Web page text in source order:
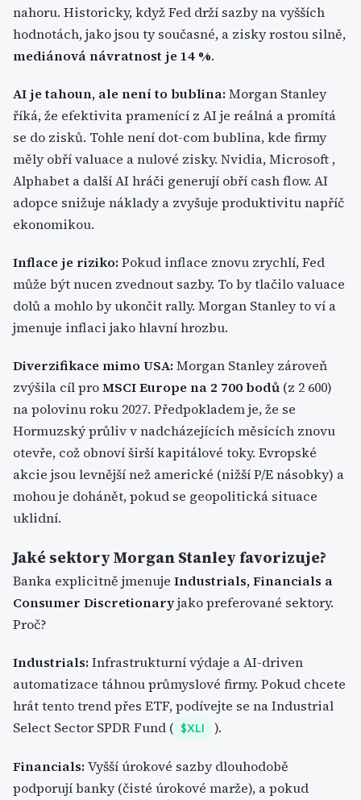
nahoru. Historicky, když Fed drží sazby na vyšších
hodnotách, jako jsou ty současné, a zisky rostou silně,
mediánová návratnost je 14 %.
AI je tahoun, ale není to bublina: Morgan Stanley
říká, že efektivita pramenící z AI je reálná a promítá
se do zisků. Tohle není dot-com bublina, kde firmy
měly obří valuace a nulové zisky. Nvidia, Microsoft ,
Alphabet a další AI hráči generují obří cash flow. AI
adopce snižuje náklady a zvyšuje produktivitu napříč
ekonomikou.
Inflace je riziko: Pokud inflace znovu zrychlí, Fed
může být nucen zvednout sazby. To by tlačilo valuace
dolů a mohlo by ukončit rally. Morgan Stanley to ví a
jmenuje inflaci jako hlavní hrozbu.
Diverzifikace mimo USA: Morgan Stanley zároveň
zvýšila cíl proMSCI Europe na 2 700 bodů (z 2 600)
na polovinu roku 2027. Předpokladem je, že se
Hormuzský průliv v nadcházejících měsících znovu
otevře, což obnoví širší kapitálové toky. Evropské
akcie jsou levnější než americké (nižší P/E násobky) a
mohou je dohánět, pokud se geopolitická situace
uklidní.
Jaké sektory Morgan Stanley favorizuje?
Banka explicitně jmenuje Industrials, Financials a
Consumer Discretionaryjako preferované sektory.
Proč?
Industrials: Infrastrukturní výdaje a AI-driven
automatizace táhnou průmyslové firmy. Pokud chcete
hrát tento trend přes ETF, podívejte se na Industrial
Select Sector SPDR Fund ( $XLI ).
Financials: Vyšší úrokové sazby dlouhodobě
podporují banky (čisté úrokové marže), a pokud